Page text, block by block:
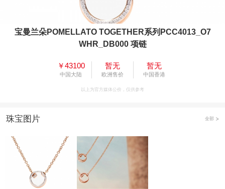
宝曼兰朵POMELLATO TOGETHER系列PCC4013_O7
WHR_DB000 项链
￥43100
中国大陆
暂无
欧洲售价
暂无
中国香港
以上为官方媒体公价，仅供参考
珠宝图片 全部